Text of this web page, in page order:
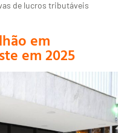
de lucros tributáveis
em
em 2025